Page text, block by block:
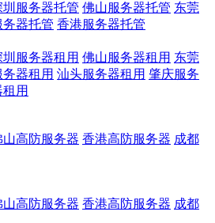
圳服务器托管 佛山服务器托管 东莞
器托管 香港服务器托管
圳服务器租用 佛山服务器租用 东莞
器租用 汕头服务器租用 肇庆服务
用
山高防服务器 香港高防服务器 成都
山高防服务器 香港高防服务器 成都